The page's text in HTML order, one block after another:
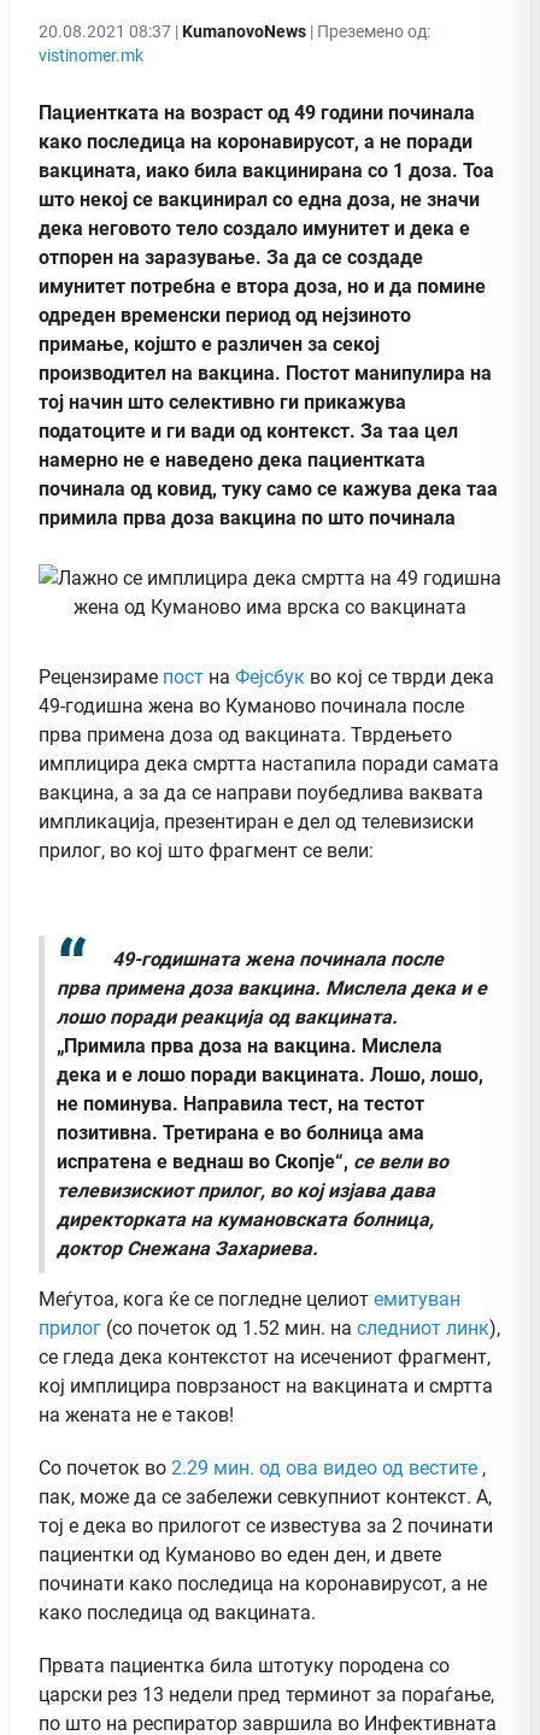
20.08.2021 08:37 |KumanovoNews | Преземено од:
vistinomer.mk
Пациентката на возраст од 49 години починала
како последица на коронавирусот, а не поради
вакцината, иако била вакцинирана со 1 доза. Тоа
што некој се вакцинирал со една доза, не значи
дека неговото тело создало имунитет и дека е
отпорен на заразување. За да се создаде
имунитет потребна е втора доза, но и да помине
одреден временски период од нејзиното
примање, којшто е различен за секој
производител на вакцина. Постот манипулира на
тој начин што селективно ги прикажува
податоците и ги вади од контекст. За таа цел
намерно не е наведено дека пациентката
починала од ковид, туку само се кажува дека таа
примила прва доза вакцина по што починала
Рецензираме пост на Фејсбук во кој се тврди дека
49-годишна жена во Куманово починала после
прва примена доза од вакцината. Тврдењето
имплицира дека смртта настапила поради самата
вакцина, а за да се направи поубедлива ваквата
импликација, презентиран е дел од телевизиски
прилог, во кој што фрагмент се вели:
49-годишната жена починала после
прва примена доза вакцина. Мислела дека и е
лошо поради реакција од вакцината.
„Примила прва доза на вакцина. Мислела
дека и е лошо поради вакцината. Лошо, лошо,
не поминува. Направила тест, на тестот
позитивна. Третирана е во болница ама
испратена е веднаш во Скопје“, се вели во
телевизискиот прилог, во кој изјава дава
директорката на кумановската болница,
доктор Снежана Захариева.
Меѓутоа, кога ќе се погледне целиот емитуван
прилог (со почеток од 1.52 мин. на следниот линк),
се гледа дека контекстот на исечениот фрагмент,
кој имплицира поврзаност на вакцината и смртта
на жената не е таков!
Со почеток во 2.29 мин. од ова видео од вестите ,
пак, може да се забележи севкупниот контекст. А,
тој е дека во прилогот се известува за 2 починати
пациентки од Куманово во еден ден, и двете
починати како последица на коронавирусот, а не
како последица од вакцината.
Првата пациентка била штотуку породена со
царски рез 13 недели пред терминот за пораѓање,
по што на респиратор завршила во Инфективната